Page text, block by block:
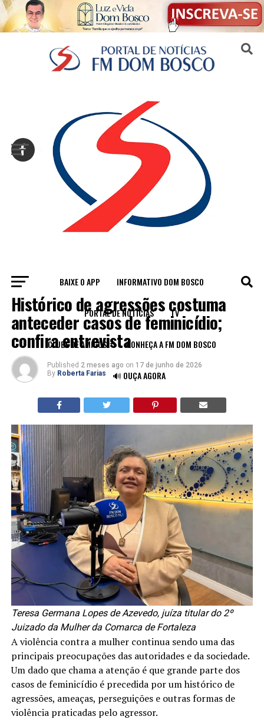
BAIXE O APP INFORMATIVO DOM BOSCO
PORTAL DE NOTÍCIAS TV
CLUBE DE AMIGOS CONHEÇA A FM DOM BOSCO
🔊 OUÇA AGORA
INSTITUCIONAL
Histórico de agressões costuma
anteceder casos de feminicídio;
confira entrevista
Published 2 meses ago on 17 de junho de 2026
By Roberta Farias
Teresa Germana Lopes de Azevedo, juíza titular do 2º
Juizado da Mulher da Comarca de Fortaleza
A violência contra a mulher continua sendo uma das
principais preocupações das autoridades e da sociedade.
Um dado que chama a atenção é que grande parte dos
casos de feminicídio é precedida por um histórico de
agressões, ameaças, perseguições e outras formas de
violência praticadas pelo agressor.
Sair da versão mobile